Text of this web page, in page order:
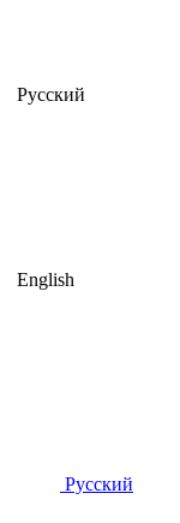
Русский
English
Русский